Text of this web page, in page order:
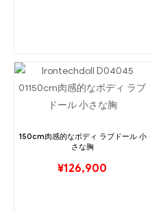
150cm肉感的なボディ ラブドール 小
さな胸
¥126,900